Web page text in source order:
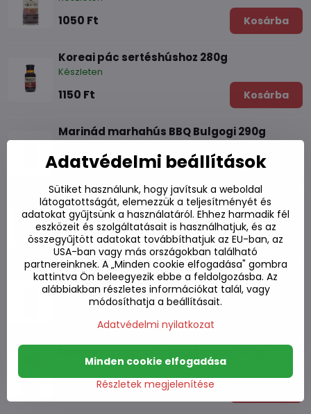
1050 Ft Kosárba
Koreai pác sertéshúshoz 280g
Készleten
1150 Ft Kosárba
Marinád marhahús BBQ Bulgogi 290g
1090 Ft Kosárba
Pác BBQ húshoz Bulgogi AHG 50g 50g
Készleten
800 Ft Kosárba
Marinád marhahús BBQ Galbi 500g
Készleten
Készleten
1570 Ft
Adatvédelmi beállítások
Sütiket használunk, hogy javítsuk a weboldal
látogatottságát, elemezzük a teljesítményét és
adatokat gyűjtsünk a használatáról. Ehhez harmadik fél
eszközeit és szolgáltatásait is használhatjuk, és az
összegyűjtött adatokat továbbíthatjuk az EU-ban, az
USA-ban vagy más országokban található
partnereinknek. A „Minden cookie elfogadása" gombra
kattintva Ön beleegyezik ebbe a feldolgozásba. Az
alábbiakban részletes információkat talál, vagy
módosíthatja a beállításait.
Adatvédelmi nyilatkozat
Részletek megjelenítése
Minden cookie elfogadása